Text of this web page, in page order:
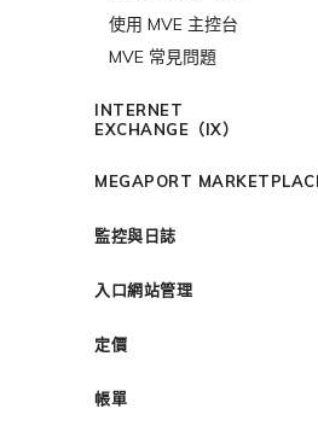
建立 MVE
建立 VXC
終止 MVE
規劃部署
建立 MVE
連線 MVE
VMware SD-WAN 概述
規劃部署
建立 VXC
終止 MVE
使用 MVE 主控台
MVE 常見問題
INTERNET
EXCHANGE（IX）
設定 IX
加入 IX
France-IX 連線
編輯 IX
關閉 IX
IX 工具與功能
MegaIX 功能概述
由診斷）
MEGAPORT
建立個人檔案
申請連線
Marketplace 常見問題
監控與日誌
Internet 和 IX
監控 MVE
監控服務狀態
入口網站管理
理員設定
設定電子郵件通知
定價
Port 定價與合約條款
帳單